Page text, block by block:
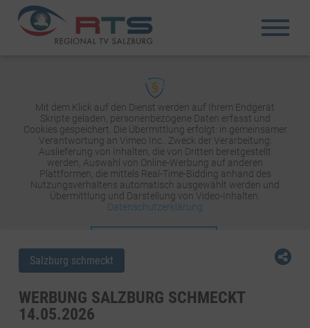
Mit dem Klick auf den Dienst werden auf Ihrem Endgerät
Skripte geladen, personenbezogene Daten erfasst und
Cookies gespeichert. Die Übermittlung erfolgt: in gemeinsamer
Verantwortung an Vimeo Inc.. Zweck der Verarbeitung:
Auslieferung von Inhalten, die von Dritten bereitgestellt
werden, Auswahl von Online-Werbung auf anderen
Plattformen, die mittels Real-Time-Bidding anhand des
Nutzungsverhaltens automatisch ausgewählt werden und
Übermittlung und Darstellung von Video-Inhalten.
Datenschutzerklärung
Salzburg schmeckt
WERBUNG SALZBURG SCHMECKT
14.05.2026